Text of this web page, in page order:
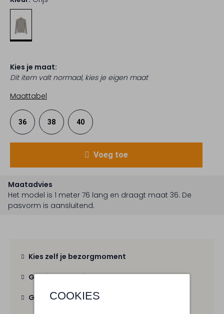
COOKIES
Kies je maat:
Dit item valt normaal, kies je eigen maat
Maattabel
36 38 40
Voeg toe
Maatadvies
Het model is 1 meter 76 lang en draagt maat 36. De
pasvorm is aansluitend.
Kies zelf je bezorgmoment
Gratis verzendingvanaf € 100,-
Gratis retourbinnen 30 dagen